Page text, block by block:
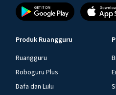
Produk Ruangguru
Ruangguru
Roboguru Plus
Dafa dan Lulu